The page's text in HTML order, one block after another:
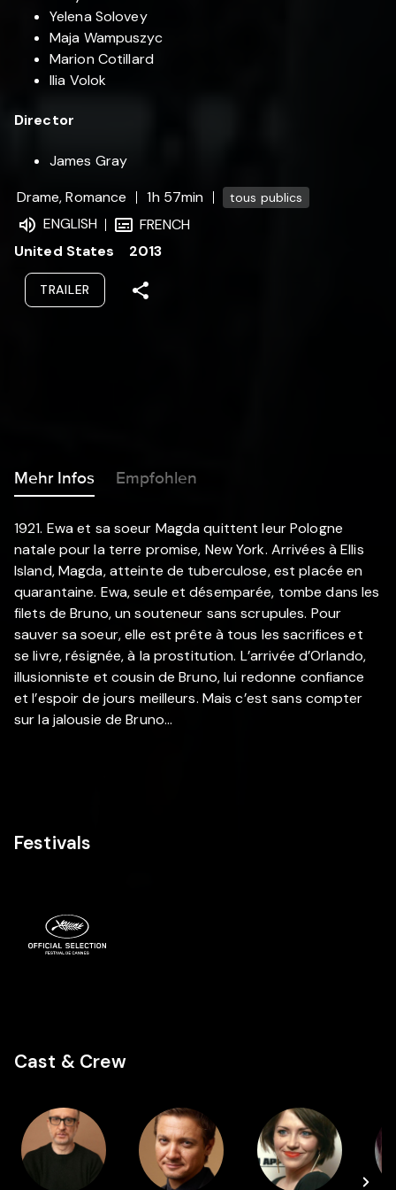
Yelena Solovey
Maja Wampuszyc
Marion Cotillard
Ilia Volok
Director
James Gray
Drame, Romance
1h 57min tous publics
ENGLISH
FRENCH
United States
2013
TRAILER
Mehr Infos Empfohlen
1921. Ewa et sa soeur Magda quittent leur Pologne
natale pour la terre promise, New York. Arrivées à Ellis
Island, Magda, atteinte de tuberculose, est placée en
quarantaine. Ewa, seule et désemparée, tombe dans les
filets de Bruno, un souteneur sans scrupules. Pour
sauver sa soeur, elle est prête à tous les sacrifices et
se livre, résignée, à la prostitution. L’arrivée d’Orlando,
illusionniste et cousin de Bruno, lui redonne confiance
et l’espoir de jours meilleurs. Mais c’est sans compter
sur la jalousie de Bruno...
Festivals
Cast & Crew